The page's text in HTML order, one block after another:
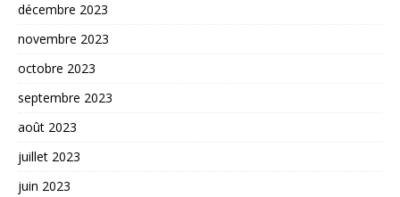
décembre 2023
novembre 2023
octobre 2023
septembre 2023
août 2023
juillet 2023
juin 2023